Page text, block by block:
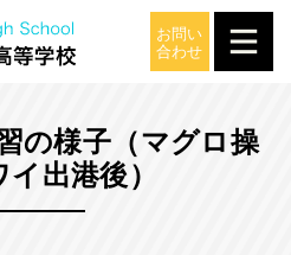
の様子（マグロ操
出港後）
ブログ